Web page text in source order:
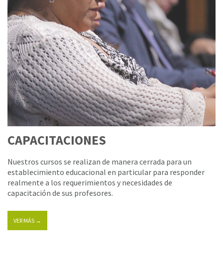
CAPACITACIONES
Nuestros cursos se realizan de manera cerrada para un
establecimiento educacional en particular para responder
realmente a los requerimientos y necesidades de
capacitación de sus profesores.
VER MÁS →